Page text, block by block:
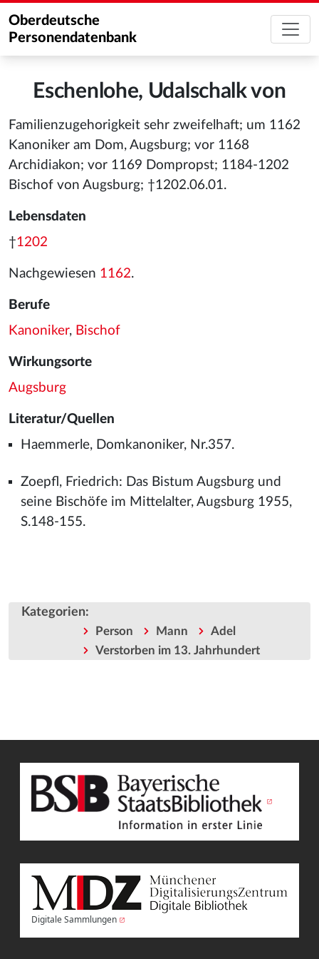
Oberdeutsche
Personendatenbank
Eschenlohe, Udalschalk von
Familienzugehorigkeit sehr zweifelhaft; um 1162
Kanoniker am Dom, Augsburg; vor 1168
Archidiakon; vor 1169 Dompropst; 1184-1202
Bischof von Augsburg; †1202.06.01.
Lebensdaten
†1202
Nachgewiesen 1162.
Berufe
Kanoniker, Bischof
Wirkungsorte
Augsburg
Literatur/Quellen
Haemmerle, Domkanoniker, Nr.357.
Zoepfl, Friedrich: Das Bistum Augsburg und
seine Bischöfe im Mittelalter, Augsburg 1955,
S.148-155.
Kategorien:
Person Mann
Adel
Verstorben im 13. Jahrhundert
Digitale Sammlungen